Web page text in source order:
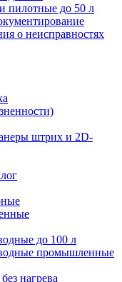
пилотные до 50 л
о неисправностях
штрих и 2D-
до 100 л
промышленные
нагрева